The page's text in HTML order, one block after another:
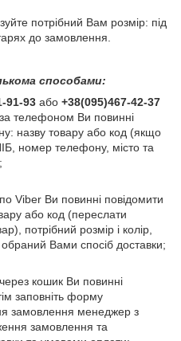
потрібний Вам розмір: під
до замовлення.
способами:
91-93 або +38(095)467-42-37
телефоном Ви повинні
назву товару або код (якщо
номер телефону, місто та
Viber Ви повинні повідомити
або код (переслати
потрібний розмір і колір,
Вами спосіб доставки;
кошик Ви повинні
заповніть форму
замовлення менеджер з
замовлення та